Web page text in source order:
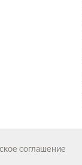
соглашение